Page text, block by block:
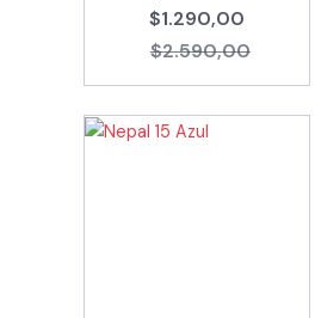
$1.290,00
$2.590,00